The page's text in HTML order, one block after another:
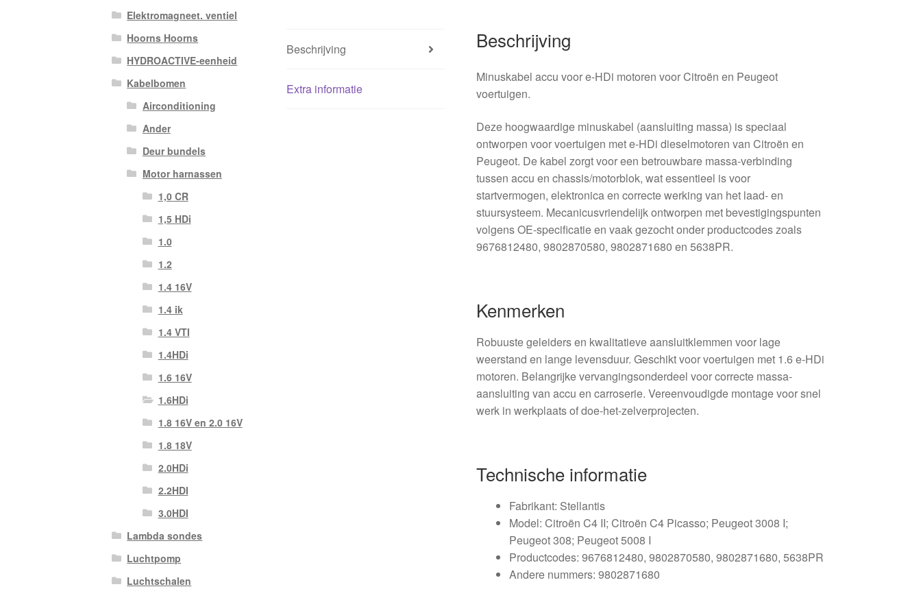
Beschrijving
Extra informatie
Beschrijving
Minuskabel accu voor e-HDi motoren voor Citroën en Peugeot
voertuigen.
Deze hoogwaardige minuskabel (aansluiting massa) is speciaal
ontworpen voor voertuigen met e-HDi dieselmotoren van Citroën en
Peugeot. De kabel zorgt voor een betrouwbare massa-verbinding
tussen accu en chassis/motorblok, wat essentieel is voor
startvermogen, elektronica en correcte werking van het laad- en
stuursysteem. Mecanicusvriendelijk ontworpen met bevestigingspunten
volgens OE-specificatie en vaak gezocht onder productcodes zoals
9676812480, 9802870580, 9802871680 en 5638PR.
Kenmerken
Robuuste geleiders en kwalitatieve aansluitklemmen voor lage
weerstand en lange levensduur. Geschikt voor voertuigen met 1.6 e-HDi
motoren. Belangrijke vervangingsonderdeel voor correcte massa-
aansluiting van accu en carroserie. Vereenvoudigde montage voor snel
werk in werkplaats of doe-het-zelverprojecten.
Technische informatie
Fabrikant: Stellantis
Model: Citroën C4 II; Citroën C4 Picasso; Peugeot 3008 I;
Peugeot 308; Peugeot 5008 I
Productcodes: 9676812480, 9802870580, 9802871680, 5638PR
Andere nummers: 9802871680
Elektromagneet. ventiel
Hoorns Hoorns
HYDROACTIVE-eenheid
Kabelbomen
Airconditioning
Ander
Deur bundels
Motor harnassen
1,0 CR
1,5 HDi
1.0
1.2
1.4 16V
1.4 ik
1.4 VTI
1.4HDi
1.6 16V
1.6HDi
1.8 16V en 2.0 16V
1.8 18V
2.0HDi
2.2HDI
3.0HDI
Lambda sondes
Luchtpomp
Luchtschalen